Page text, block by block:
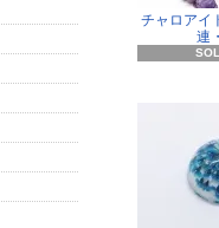
チャロア
連